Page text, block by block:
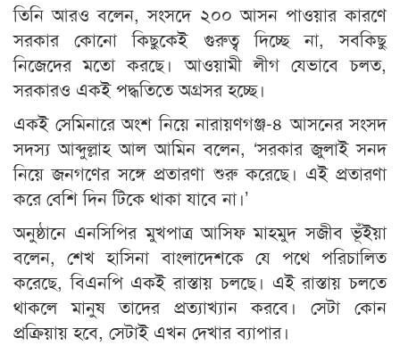
তিনি আরও বলেন, সংসদে ২০০ আসন পাওয়ার কারণে
সরকার কোনো কিছুকেই গুরুত্ব দিচ্ছে না, সবকিছু
নিজেদের মতো করছে। আওয়ামী লীগ যেভাবে চলত,
সরকারও একই পদ্ধতিতে অগ্রসর হচ্ছে।
একই সেমিনারে অংশ নিয়ে নারায়ণগঞ্জ-৪ আসনের সংসদ
সদস্য আব্দুল্লাহ আল আমিন বলেন, ‘সরকার জুলাই সনদ
নিয়ে জনগণের সঙ্গে প্রতারণা শুরু করেছে। এই প্রতারণা
করে বেশি দিন টিকে থাকা যাবে না।’
অনুষ্ঠানে এনসিপির মুখপাত্র আসিফ মাহমুদ সজীব ভূঁইয়া
বলেন, শেখ হাসিনা বাংলাদেশকে যে পথে পরিচালিত
করেছে, বিএনপি একই রাস্তায় চলছে। এই রাস্তায় চলতে
থাকলে মানুষ তাদের প্রত্যাখ্যান করবে। সেটা কোন
প্রক্রিয়ায় হবে, সেটাই এখন দেখার ব্যাপার।